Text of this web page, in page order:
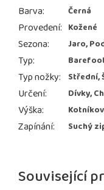
Související
Barva: Černá
Provedení: Kožené
Sezona: Jaro,
Typ:
Typ nožky: Střední,
Určení: Dívky,
Výška:
Zapínání: Suchý